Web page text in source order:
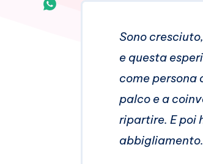
Condividi
Sono
e questa
come persona
palco e a
ripartire. E poi
abbigliamento.